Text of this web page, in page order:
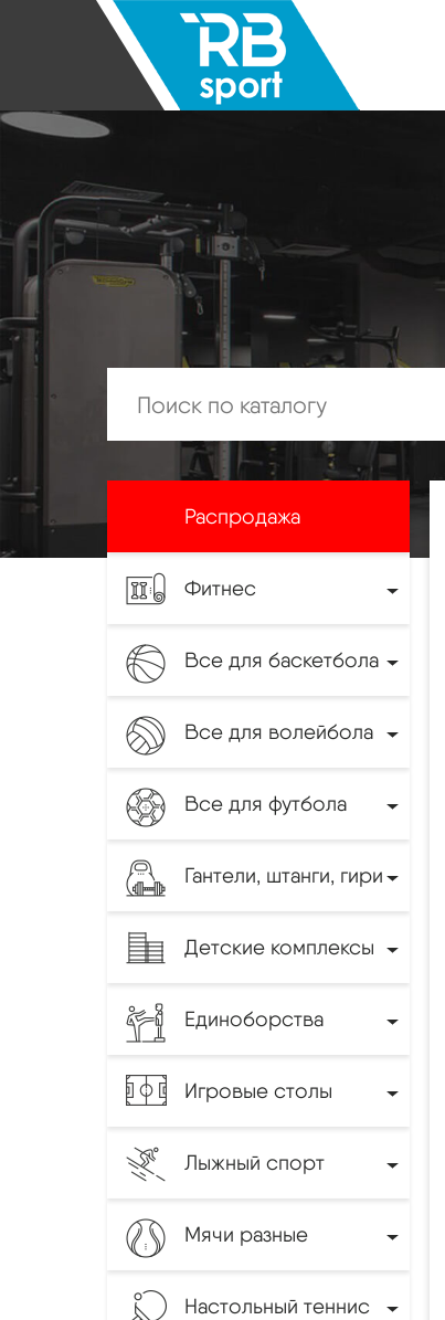
Распродажа
Фитнес
Все для баскетбола
Все для волейбола
Все для футбола
Гантели, штанги, гири
Детские комплексы
Единоборства
Игровые столы
Лыжный спорт
Мячи разные
Настольный теннис